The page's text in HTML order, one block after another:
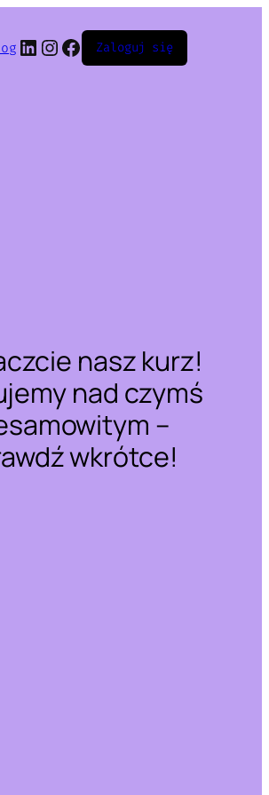
LinkedIn
Instagram
Facebook
Zaloguj się
nasz kurz!
nad czymś
–
wkrótce!